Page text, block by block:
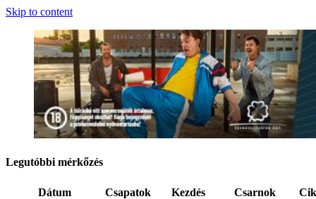
Skip to content
Legutóbbi mérkőzés
Dátum Csapatok Kezdés Csarnok